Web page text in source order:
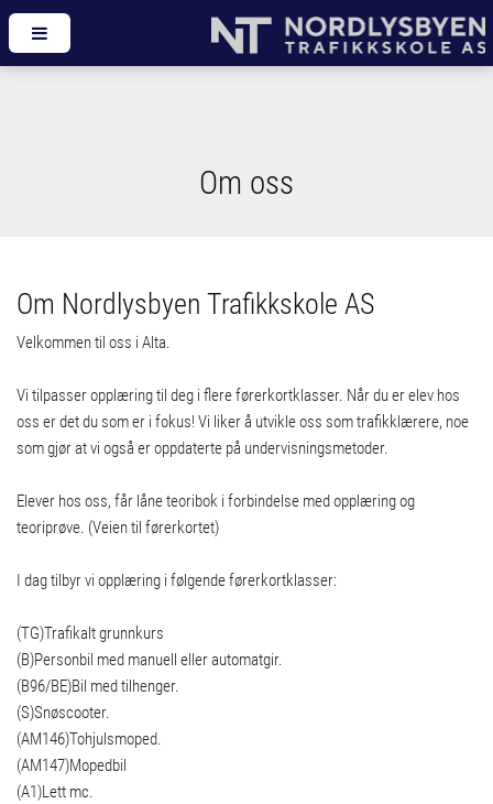
Om oss
Om Nordlysbyen Trafikkskole AS
Velkommen til oss i Alta.
Vi tilpasser opplæring til deg i flere førerkortklasser. Når du er elev hos
oss er det du som er i fokus! Vi liker å utvikle oss som trafikklærere, noe
som gjør at vi også er oppdaterte på undervisningsmetoder.
Elever hos oss, får låne teoribok i forbindelse med opplæring og
teoriprøve. (Veien til førerkortet)
I dag tilbyr vi opplæring i følgende førerkortklasser:
(TG)Trafikalt grunnkurs
(B)Personbil med manuell eller automatgir.
(B96/BE)Bil med tilhenger.
(S)Snøscooter.
(AM146)Tohjulsmoped.
(AM147)Mopedbil
(A1)Lett mc.